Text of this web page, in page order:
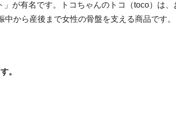
が有名です。トコちゃんのトコ（toco）は、
から産後まで女性の骨盤を支える商品です。
。